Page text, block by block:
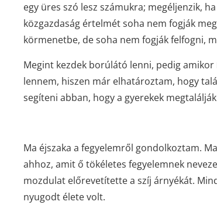
egy üres szó lesz számukra; megéljenzik,
közgazdaság értelmét soha nem fogják
körmenetbe, de soha nem fogják felfogni,
Megint kezdek borúlátó lenni, pedig
lennem, hiszen már elhatároztam, hogy
segíteni abban, hogy a gyerekek
Ma éjszaka a fegyelemről gondolkoztam.
ahhoz, amit ő tökéletes fegyelemnek
mozdulat előrevetítette a szíj árnyékát.
nyugodt élete volt.